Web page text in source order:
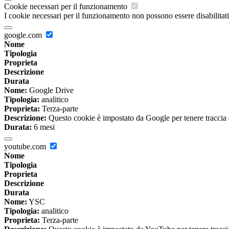
Cookie necessari per il funzionamento
I cookie necessari per il funzionamento non possono essere
google.com
Nome
Tipologia
Proprieta
Descrizione
Durata
Nome: Google Drive
Tipologia: analitico
Proprieta: Terza-parte
Descrizione: Questo cookie è impostato da Google per tenere
Durata: 6 mesi
youtube.com
Nome
Tipologia
Proprieta
Descrizione
Durata
Nome: YSC
Tipologia: analitico
Proprieta: Terza-parte